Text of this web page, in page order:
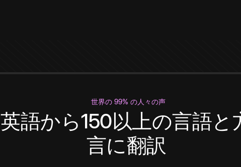
世界の 99% の人々の声
英語から150以上の言語と
言に翻訳